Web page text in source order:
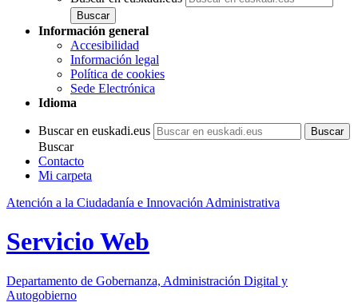
Información general
Accesibilidad
Información legal
Política de cookies
Sede Electrónica
Idioma
Buscar en euskadi.eus
Buscar
Contacto
Mi carpeta
Atención a la Ciudadanía e Innovación Administrativa
Servicio Web
Departamento de Gobernanza, Administración Digital y
Autogobierno